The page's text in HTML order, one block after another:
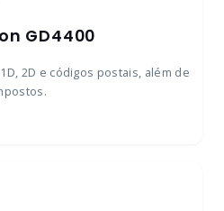
GD4400
2D e códigos postais, além de